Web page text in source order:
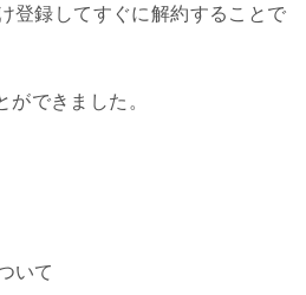
登録してすぐに解約することで
ができました。
いて